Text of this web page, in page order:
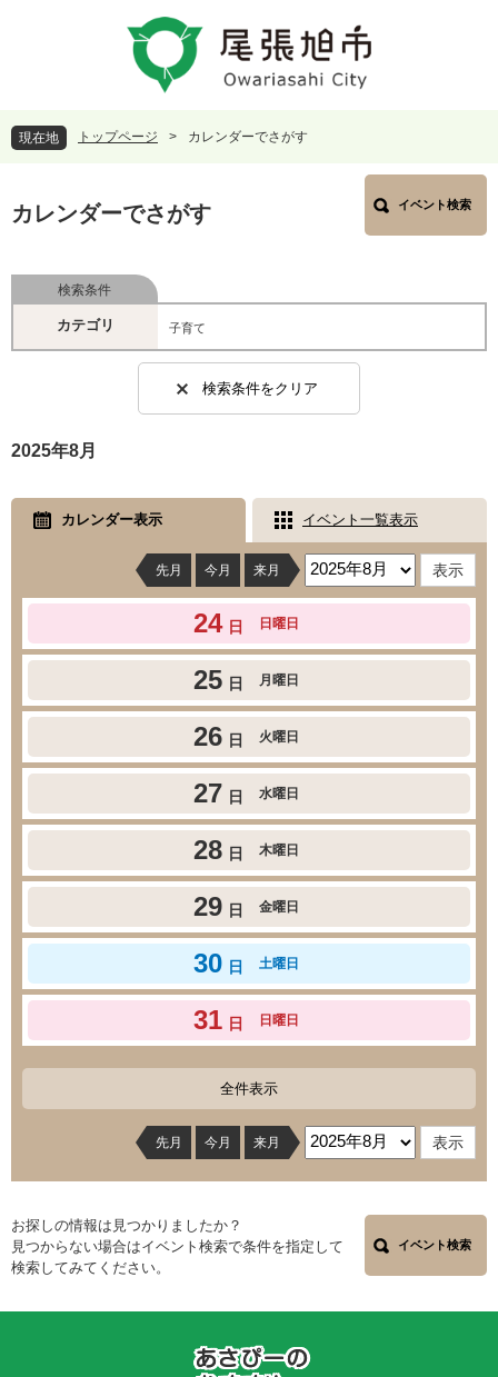
頭
で
飛
ば
本
現在地 トップページ > カレンダーでさがす
文
カレンダーでさがす イベント検索
検索条件
カテゴリ 子育て
検索条件をクリア
2025年8月
カレンダー表示 イベント一覧表示
先月 今月 来月
24 日 日曜日
25 日 月曜日
26 日 火曜日
27 日 水曜日
28 日 木曜日
29 日 金曜日
30 日 土曜日
31 日 日曜日
全件表示
先月 今月 来月
お探しの情報は見つかりましたか？
見つからない場合はイベント検索で条件を指定して
検索してみてください。
イベント検索